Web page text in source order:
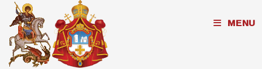
Skip
content
MENU